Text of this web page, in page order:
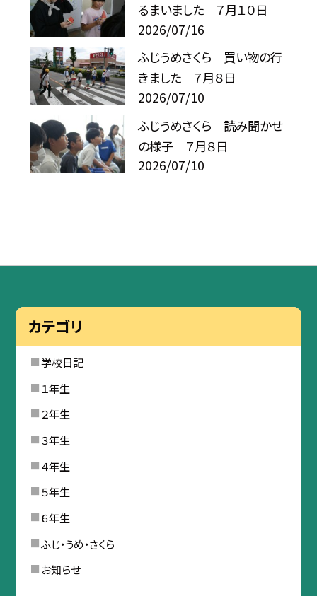
るまいました ７月１０日
2026/07/16
ふじうめさくら 買い物の行
きました ７月８日
2026/07/10
ふじうめさくら 読み聞かせ
の様子 ７月８日
2026/07/10
カテゴリ
学校日記
１年生
２年生
３年生
４年生
５年生
６年生
ふじ・うめ・さくら
お知らせ